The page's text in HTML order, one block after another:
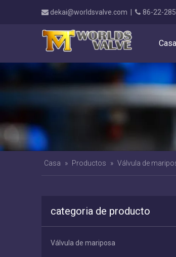
 dekai@worldsvalve.com  86-22-
Casa
Casa » Productos » Válvula de
categoria de producto
Válvula de mariposa